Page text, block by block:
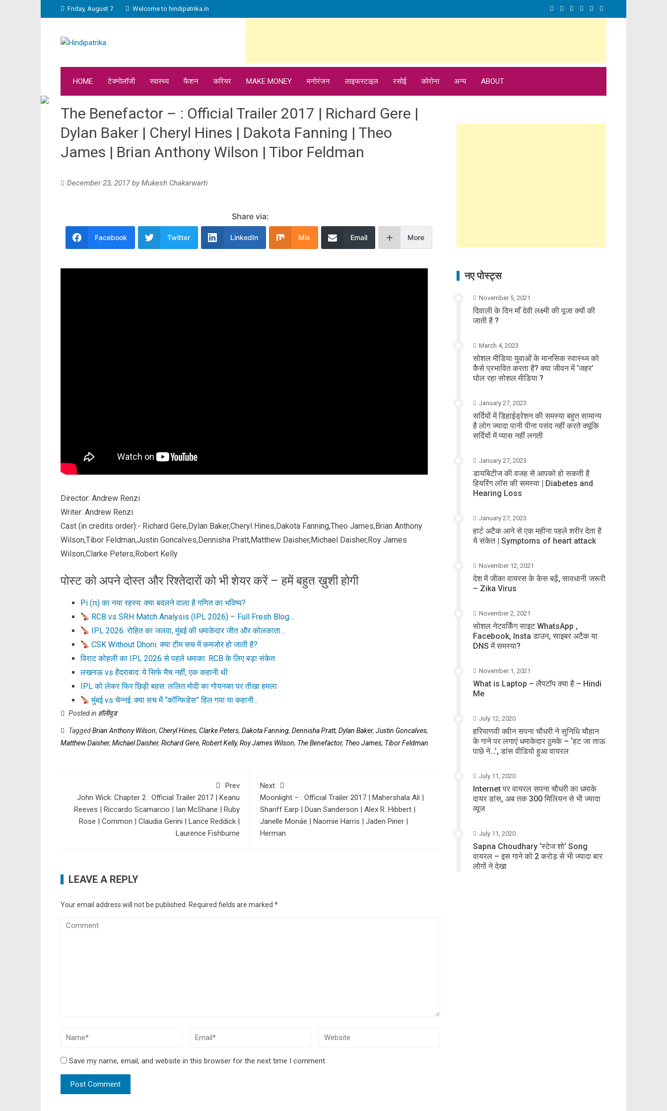
Friday, August 7 Welcome to hindipatrika.in
HOME टेक्नोलॉजी स्वास्थ्य फैशन करियर MAKE MONEY मनोरंजन लाइफस्टाइल रसोई कोरोना अन्य ABOUT
The Benefactor – : Official Trailer 2017 | Richard Gere |
Dylan Baker | Cheryl Hines | Dakota Fanning | Theo
James | Brian Anthony Wilson | Tibor Feldman
December 23, 2017by Mukesh Chakarwarti
Share via:
Facebook Twitter LinkedIn Mix Email More
Director: Andrew Renzi
Writer: Andrew Renzi
Cast (in credits order):- Richard Gere,Dylan Baker,Cheryl Hines,Dakota Fanning,Theo James,Brian Anthony
Wilson,Tibor Feldman,Justin Goncalves,Dennisha Pratt,Matthew Daisher,Michael Daisher,Roy James
Wilson,Clarke Peters,Robert Kelly
पोस्ट को अपने दोस्त और रिश्तेदारों को भी शेयर करें – हमें बहुत ख़ुशी होगी
Pi (π) का नया रहस्य: क्या बदलने वाला है गणित का भविष्य?
RCB vs SRH Match Analysis (IPL 2026) – Full Fresh Blog…
IPL 2026: रोहित का जलवा, मुंबई की धमाकेदार जीत और कोलकाता…
CSK Without Dhoni: क्या टीम सच में कमजोर हो जाती है?
विराट कोहली का IPL 2026 से पहले धमाका: RCB के लिए बड़ा संकेत
लखनऊ vs हैदराबाद: ये सिर्फ मैच नहीं, एक कहानी थी
IPL को लेकर फिर छिड़ी बहस: ललित मोदी का गोयनका पर तीखा हमला
मुंबई vs चेन्नई: क्या सच में “कॉन्फिडेंस” हिल गया या कहानी…
Posted in हॉलीवुड
TaggedBrian Anthony Wilson, Cheryl Hines, Clarke Peters, Dakota Fanning, Dennisha Pratt, Dylan Baker, Justin Goncalves,
Matthew Daisher, Michael Daisher, Richard Gere, Robert Kelly, Roy James Wilson, The Benefactor, Theo James, Tibor Feldman
Prev
John Wick: Chapter 2 : Official Trailer 2017 | Keanu
Reeves | Riccardo Scamarcio | Ian McShane | Ruby
Rose | Common | Claudia Gerini | Lance Reddick |
Laurence Fishburne
Next
Moonlight – : Official Trailer 2017 | Mahershala Ali |
Shariff Earp | Duan Sanderson | Alex R. Hibbert |
Janelle Monáe | Naomie Harris | Jaden Piner |
Herman
LEAVE A REPLY
Your email address will not be published. Required fields are marked *
Save my name, email, and website in this browser for the next time I comment.
नए पोस्ट्स
November 5, 2021
दिवाली के दिन माँ देवी लक्ष्मी की पूजा क्यों की
जाती है ?
March 4, 2023
सोशल मीडिया युवाओं के मानसिक स्वास्थ्य को
कैसे प्रभावित करता है? क्या जीवन में ‘जहर’
घोल रहा सोशल मीडिया ?
January 27, 2023
सर्दियों में डिहाईड्रेशन की समस्या बहुत सामान्य
है लोग ज्यादा पानी पीना पसंद नहीं करते क्यूंकि
सर्दियों में प्यास नहीं लगती
January 27, 2023
डायबिटीज की वजह से आपको हो सकती है
हियरिंग लॉस की समस्या | Diabetes and
Hearing Loss
January 27, 2023
हार्ट अटैक आने से एक महीना पहले शरीर देता है
ये संकेत | Symptoms of heart attack
November 12, 2021
देश में जीका वायरस के केस बढ़ें, सावधानी जरूरी
– Zika Virus
November 2, 2021
सोशल नेटवर्किंग साइट WhatsApp ,
Facebook, Insta डाउन, साइबर अटैक या
DNS में समस्या?
November 1, 2021
What is Laptop – लैपटॉप क्या है – Hindi
Me
July 12, 2020
हरियाणवी क्वीन सपना चौधरी ने सुनिधि चौहान
के गाने पर लगाएं धमाकेदार ठुमके – ‘हट जा ताऊ
पाछे ने…’, डांस वीडियो हुआ वायरल
July 11, 2020
Internet पर वायरल सपना चौधरी का धमाके
दायर डांस, अब तक 300 मिलियन से भी ज्यादा
व्यूज
July 11, 2020
Sapna Choudhary ‘स्टेज शो’ Song
वायरल – इस गाने को 2 करोड़ से भी ज्यादा बार
लोगों ने देखा